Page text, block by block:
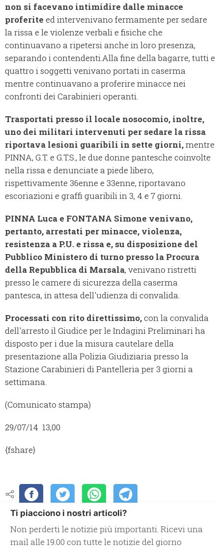
non si facevano intimidire dalle minacce
proferite ed intervenivano fermamente per sedare
la rissa e le violenze verbali e fisiche che
continuavano a ripetersi anche in loro presenza,
separando i contendenti.Alla fine della bagarre, tutti e
quattro i soggetti venivano portati in caserma
mentre continuavano a proferire minacce nei
confronti dei Carabinieri operanti.
Trasportati presso il locale nosocomio, inoltre,
uno dei militari intervenuti per sedare la rissa
riportava lesioni guaribili in sette giorni,mentre
PINNA, G.T. e G.T.S., le due donne pantesche coinvolte
nella rissa e denunciate a piede libero,
rispettivamente 36enne e 33enne, riportavano
escoriazioni e graffi guaribili in 3, 4 e 7 giorni.
PINNA Luca e FONTANA Simone venivano,
pertanto, arrestati per minacce, violenza,
resistenza a P.U. e rissa e, su disposizione del
Pubblico Ministero di turno presso la Procura
della Repubblica di Marsala, venivano ristretti
presso le camere di sicurezza della caserma
pantesca, in attesa dell'udienza di convalida.
Processati con rito direttissimo,con la convalida
dell'arresto il Giudice per le Indagini Preliminari ha
disposto per i due la misura cautelare della
presentazione alla Polizia Giudiziaria presso la
Stazione Carabinieri di Pantelleria per 3 giorni a
settimana.
(Comunicato stampa)
29/07/14 13,00
{fshare}
Ti piacciono i nostri articoli?
Non perderti le notizie più importanti. Ricevi una
mail alle 19.00 con tutte le notizie del giorno